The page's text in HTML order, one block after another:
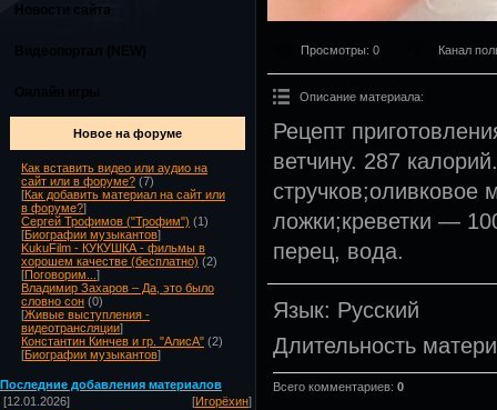
Новости сайта
Новое на форуме
Как вставить видео или аудио на
сайт или в форуме? (7)
[Как добавить материал на сайт или
в форуме?]
Сергей Трофимов ("Трофим") (1)
[Биографии музыкантов]
KukuFilm - КУКУШКА - фильмы в
хорошем качестве (бесплатно) (2)
[Поговорим... ]
Владимир Захаров – Да, это было
словно сон (0)
[Живые выступления -
видеотрансляции]
Константин Кинчев и гр. "АлисА" (2)
[Биографии музыкантов]
Последние добавления материалов
[12.01.2026]
[Игорёхин]
Просмотры: 0 Канал
Описание материала:
Рецепт
ветчину. 287
ложки;креветки —
перец, вода.
Язык: Русский
Длительность
Всего комментариев: 0